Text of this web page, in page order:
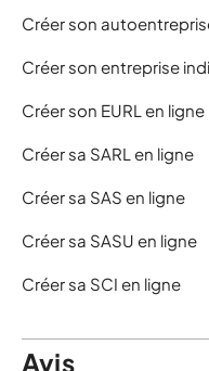
Créer son
Créer son entreprise
Créer son EURL en ligne
Créer sa SARL en ligne
Créer sa SAS en ligne
Créer sa SASU en ligne
Créer sa SCI en ligne
Avis